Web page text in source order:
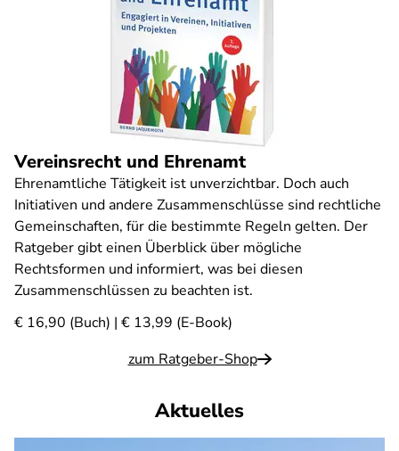
Vereinsrecht und Ehrenamt
Ehrenamtliche Tätigkeit ist unverzichtbar. Doch auch
Initiativen und andere Zusammenschlüsse sind rechtliche
Gemeinschaften, für die bestimmte Regeln gelten. Der
Ratgeber gibt einen Überblick über mögliche
Rechtsformen und informiert, was bei diesen
Zusammenschlüssen zu beachten ist.
€ 16,90 (Buch) | € 13,99 (E-Book)
zum Ratgeber-Shop
Aktuelles